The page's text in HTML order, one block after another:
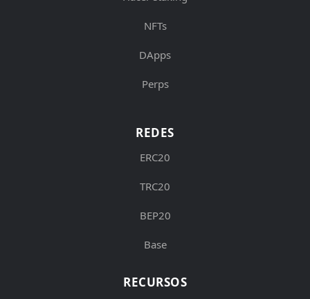
NFTs
DApps
Perps
REDES
ERC20
TRC20
BEP20
Base
RECURSOS